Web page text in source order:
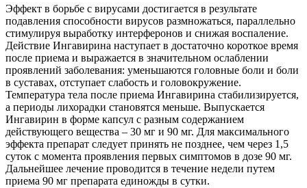
Эффект в борьбе с вирусами достигается в результате
подавления способности вирусов размножаться, параллельно
стимулируя выработку интерферонов и снижая воспаление.
Действие Ингавирина наступает в достаточно короткое время
после приема и выражается в значительном ослаблении
проявлений заболевания: уменьшаются головные боли и боли
в суставах, отступает слабость и головокружение.
Температура тела после приема Ингавирина стабилизируется,
а периоды лихорадки становятся меньше. Выпускается
Ингавирин в форме капсул с разным содержанием
действующего вещества – 30 мг и 90 мг. Для максимального
эффекта препарат следует принять не позднее, чем через 1,5
суток с момента проявления первых симптомов в дозе 90 мг.
Дальнейшее лечение проводится в течение недели путем
приема 90 мг препарата единожды в сутки.